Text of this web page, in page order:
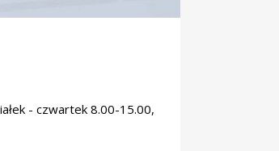
- czwartek 8.00-15.00,